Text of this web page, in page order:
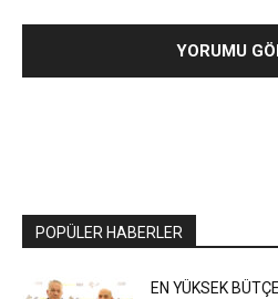
POPÜLER HABERLER
EN YÜKSEK